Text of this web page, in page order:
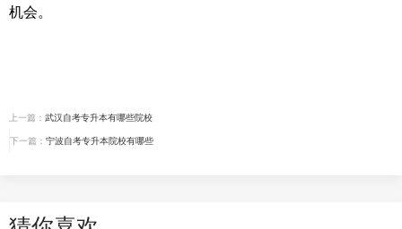
机会。
上一篇： 武汉自考专升本有哪些院校
下一篇： 宁波自考专升本院校有哪些